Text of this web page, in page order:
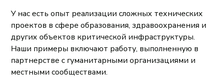
У нас есть опыт реализации сложных технических
проектов в сфере образования, здравоохранения и
других объектов критической инфраструктуры.
Наши примеры включают работу, выполненную в
партнерстве с гуманитарными организациями и
местными сообществами.